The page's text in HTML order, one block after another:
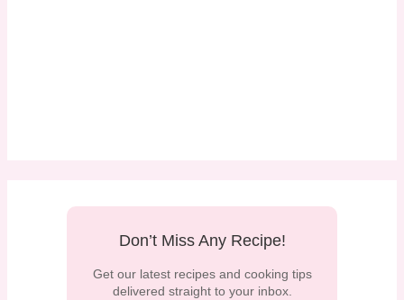
Don’t Miss Any Recipe!
Get our latest recipes and cooking tips
delivered straight to your inbox.